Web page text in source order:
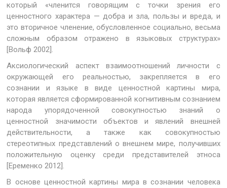
который «членится говорящим с точки зрения его
ценностного характера — добра и зла, пользы и вреда, и
это вторичное членение, обусловленное социально, весьма
сложным образом отражено в языковых структурах»
[Вольф 2002].
Аксиологический аспект взаимоотношений личности с
окружающей его реальностью, закрепляется в его
сознании и языке в виде ценностной картины мира,
которая является сформированной когнитивным сознанием
народа упорядоченной совокупностью знаний о
ценностной значимости объектов и явлений внешней
действительности, а также как совокупностью
стереотипных представлений о внешнем мире, получивших
положительную оценку среди представителей этноса
[Еременко 2012].
В основе ценностной картины мира в сознании человека